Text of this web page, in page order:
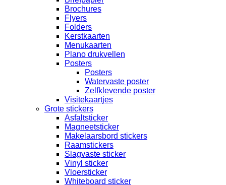
Brochures
Flyers
Folders
Kerstkaarten
Menukaarten
Plano drukvellen
Posters
Posters
Watervaste poster
Zelfklevende poster
Visitekaartjes
Grote stickers
Asfaltsticker
Magneetsticker
Makelaarsbord stickers
Raamstickers
Slagvaste sticker
Vinyl sticker
Vloersticker
Whiteboard sticker